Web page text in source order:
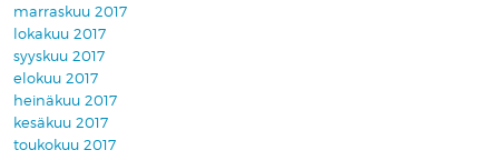
marraskuu 2017
lokakuu 2017
syyskuu 2017
elokuu 2017
heinäkuu 2017
kesäkuu 2017
toukokuu 2017